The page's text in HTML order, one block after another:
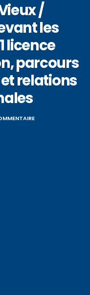
/
les
licence
parcours
relations